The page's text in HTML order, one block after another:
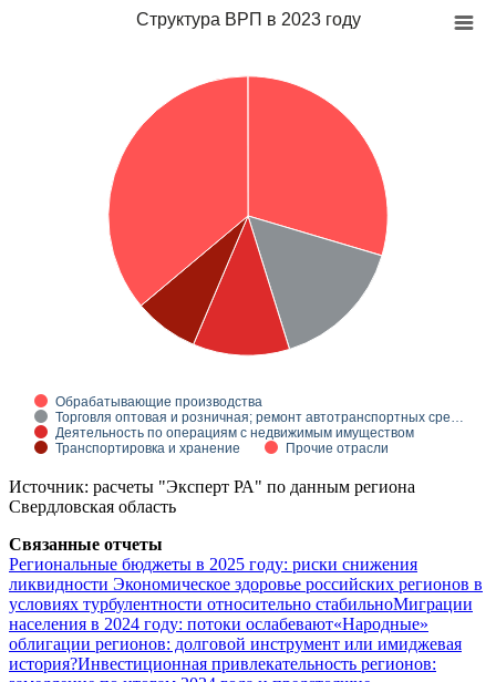
Структура ВРП в 2023 году
Обрабатывающие производства
Торговля оптовая и розничная; ремонт автотранспортных сре…
Деятельность по операциям с недвижимым имуществом
Транспортировка и хранение
Прочие отрасли
Источник: расчеты "Эксперт РА" по данным региона
Свердловская область
Связанные отчеты
Региональные бюджеты в 2025 году: риски снижения
ликвидности Экономическое здоровье российских регионов в
условиях турбулентности относительно стабильноМиграции
населения в 2024 году: потоки ослабевают«Народные»
облигации регионов: долговой инструмент или имиджевая
история?Инвестиционная привлекательность регионов: